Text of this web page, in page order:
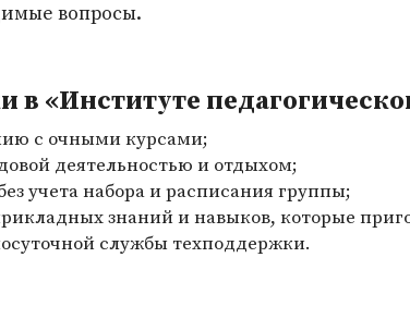
вопросы.
«Институте
с очными курсами;
деятельностью и отдыхом;
учета набора и расписания группы;
знаний и навыков, которые
службы техподдержки.